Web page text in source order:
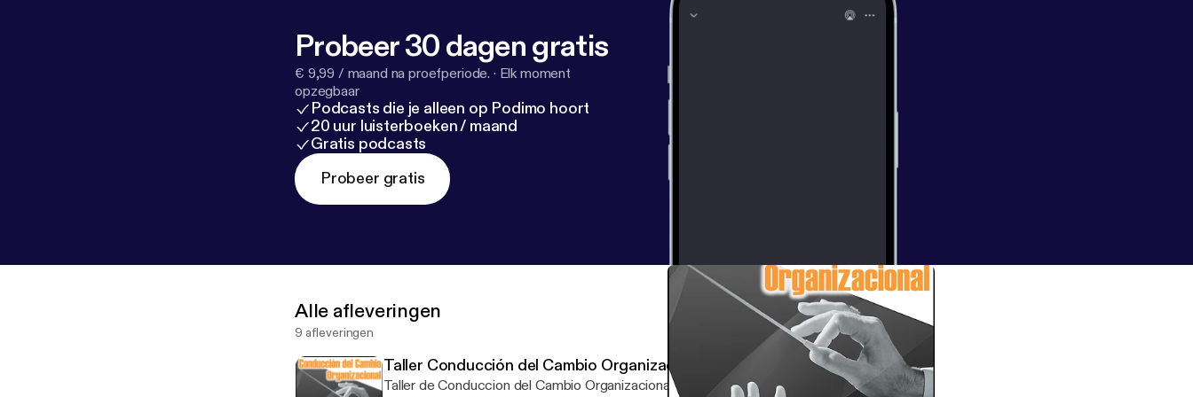
Probeer 30 dagen gratis
€ 9,99 / maand na proefperiode. · Elk moment
opzegbaar
Podcasts die je alleen op Podimo hoort
20 uur luisterboeken / maand
Gratis podcasts
Probeer gratis
Alle afleveringen
9 afleveringen
Taller Conducción del Cambio Organizacional - Ep 03
Taller de Conduccion del Cambio Organizacional Episodio 003 - Introduccion al Taller